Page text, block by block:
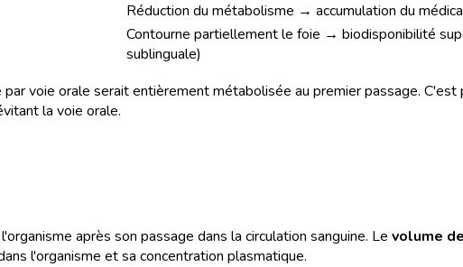
Réduction du métabolisme → accumulation du
Contourne partiellement le foie → biodisponibilité
sublinguale)
voie orale serait entièrement métabolisée au premier passage. C'est
la voie orale.
après son passage dans la circulation sanguine. Le volume
l'organisme et sa concentration plasmatique.